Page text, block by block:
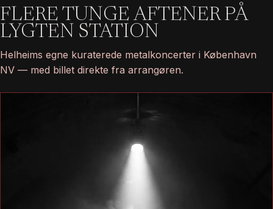
FLERE TUNGE AFTENER PÅ
LYGTEN STATION
Helheims egne kuraterede metalkoncerter i København
NV — med billet direkte fra arrangøren.